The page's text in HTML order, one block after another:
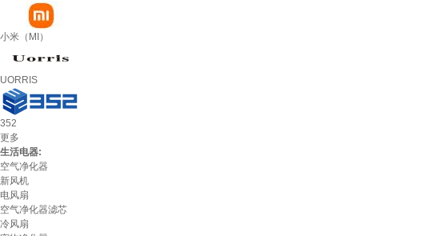
小米（MI）
UORRIS
352
更多
生活电器:
空气净化器
新风机
电风扇
空气净化器滤芯
冷风扇